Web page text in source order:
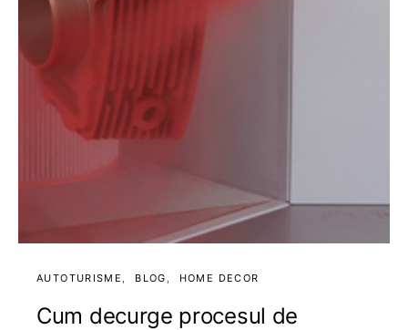
AUTOTURISME BLOG HOME DECOR
Cum decurge procesul de